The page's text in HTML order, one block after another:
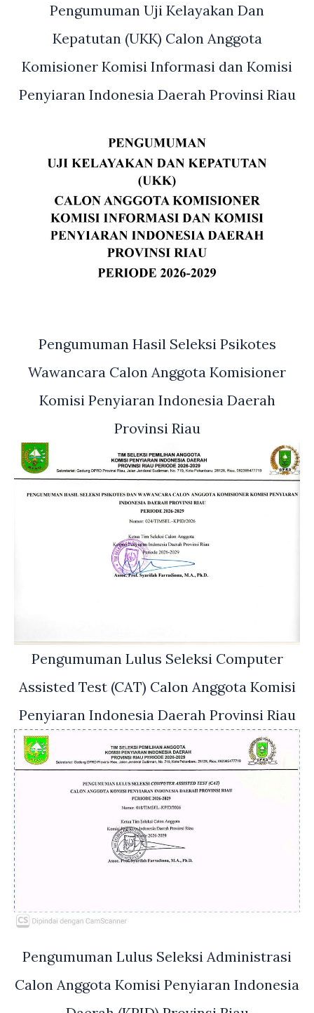
Pengumuman Uji Kelayakan Dan
Kepatutan (UKK) Calon Anggota
Komisioner Komisi Informasi dan Komisi
Penyiaran Indonesia Daerah Provinsi Riau
Pengumuman Hasil Seleksi Psikotes
Wawancara Calon Anggota Komisioner
Komisi Penyiaran Indonesia Daerah
Provinsi Riau
Pengumuman Lulus Seleksi Computer
Assisted Test (CAT) Calon Anggota Komisi
Penyiaran Indonesia Daerah Provinsi Riau
Pengumuman Lulus Seleksi Administrasi
Calon Anggota Komisi Penyiaran Indonesia